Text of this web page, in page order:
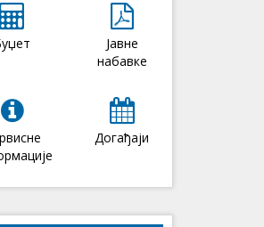
Јавне
набавке
Догађаји